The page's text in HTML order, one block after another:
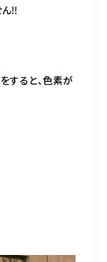
‼️
すると、色素が